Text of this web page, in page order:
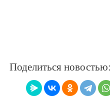
Поделиться новостью: